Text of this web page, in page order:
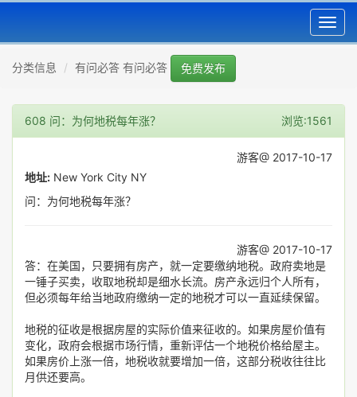
分类信息 有问必答 有问必答 免费发布
608 问：为何地税每年涨？ 浏览:1561
游客@ 2017-10-17
地址: New York City NY
问：为何地税每年涨？
游客@ 2017-10-17
答：在美国，只要拥有房产，就一定要缴纳地税。政府卖地是
一锤子买卖，收取地税却是细水长流。房产永远归个人所有，
但必须每年给当地政府缴纳一定的地税才可以一直延续保留。
地税的征收是根据房屋的实际价值来征收的。如果房屋价值有
变化，政府会根据市场行情，重新评估一个地税价格给屋主。
如果房价上涨一倍，地税收就要增加一倍，这部分税收往往比
月供还要高。